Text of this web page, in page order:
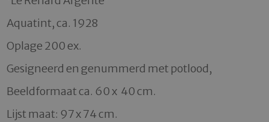
Aquatint, ca. 1928
Oplage 200 ex.
Gesigneerd en genummerd met potlood,
Beeldformaat ca. 60 x  40 cm.
Lijst maat: 97 x 74 cm.